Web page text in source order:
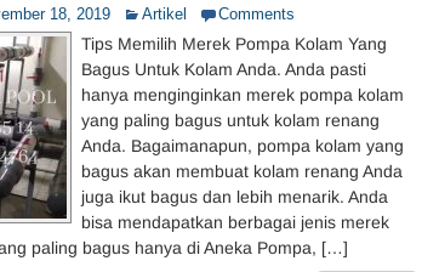
18, 2019 Artikel Comments
Tips Memilih Merek Pompa Kolam Yang
Bagus Untuk Kolam Anda. Anda pasti
hanya menginginkan merek pompa kolam
yang paling bagus untuk kolam renang
Anda. Bagaimanapun, pompa kolam yang
bagus akan membuat kolam renang Anda
juga ikut bagus dan lebih menarik. Anda
bisa mendapatkan berbagai jenis merek
paling bagus hanya di Aneka Pompa, […]